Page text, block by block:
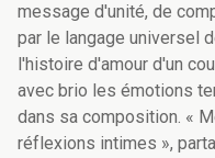
message d'unité, de
par le langage universel
l'histoire d'amour d'un
avec brio les émotions
dans sa composition. «
réflexions intimes »,